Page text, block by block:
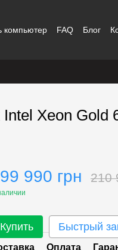
компьютер FAQ Блог
Xeon Gold
990 грн 210
Купить Быстрый
Оплата